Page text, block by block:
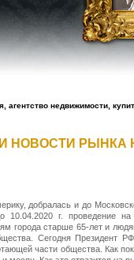
агентство недвижимости,
НОВОСТИ РЫНКА
добралась и до
г. проведение
города старше 65-лет и
Сегодня Президент
части общества. Как